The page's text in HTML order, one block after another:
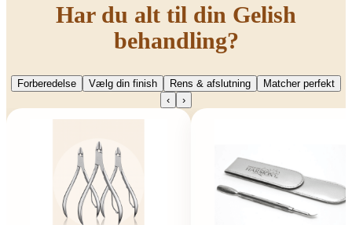
Har du alt til din Gelish
behandling?
Forberedelse Vælg din finish Rens & afslutning
Matcher perfekt
‹
›